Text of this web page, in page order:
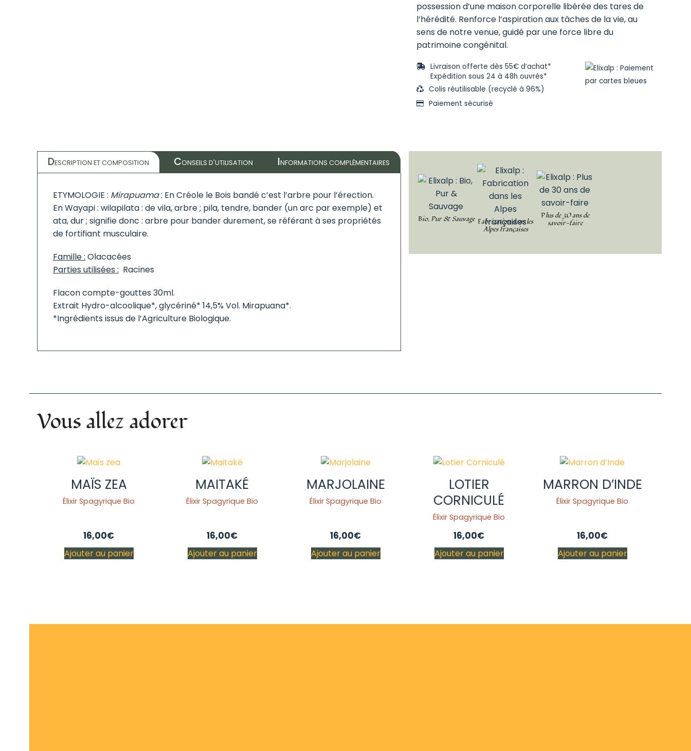
possession d’une maison corporelle libérée des tares de
l’hérédité. Renforce l’aspiration aux tâches de la vie, au
sens de notre venue, guidé par une force libre du
patrimoine congénital.
Livraison offerte dès 55€ d’achat*
Expédition sous 24 à 48h ouvrés*
Colis réutilisable (recyclé à 96%)
Paiement sécurisé
DESCRIPTION ET COMPOSITION CONSEILS D'UTILISATION INFORMATIONS COMPLÉMENTAIRES
ETYMOLOGIE : Mirapuama: En Créole le Bois bandé c’est l’arbre pour l’érection.
En Wayapi : wilapilata : de vila, arbre ; pila, tendre, bander (un arc par exemple) et
ata, dur ; signifie donc : arbre pour bander durement, se référant à ses propriétés
de fortifiant musculaire.
Famille : Olacacées
Parties utilisées : Racines
Flacon compte-gouttes 30ml.
Extrait Hydro-alcoolique*, glycériné* 14,5% Vol. Mirapuana*.
*Ingrédients issus de l’Agriculture Biologique.
Bio, Pur & Sauvage Fabrication dans les
Alpes françaises
Plus de 30 ans de
savoir-faire
Vous allez adorer
MAÏS ZEA
Élixir Spagyrique Bio
16,00€
Ajouter au panier
MAITAKÉ
Élixir Spagyrique Bio
16,00€
Ajouter au panier
MARJOLAINE
Élixir Spagyrique Bio
16,00€
Ajouter au panier
LOTIER
CORNICULÉ
Élixir Spagyrique Bio
16,00€
Ajouter au panier
MARRON D’INDE
Élixir Spagyrique Bio
16,00€
Ajouter au panier